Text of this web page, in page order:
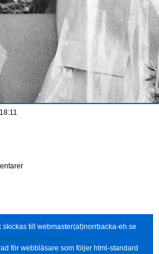
till webmaster(at)norrbacka-eh.se
eh.se/?q=contact
för webbläsare som följer html-standard